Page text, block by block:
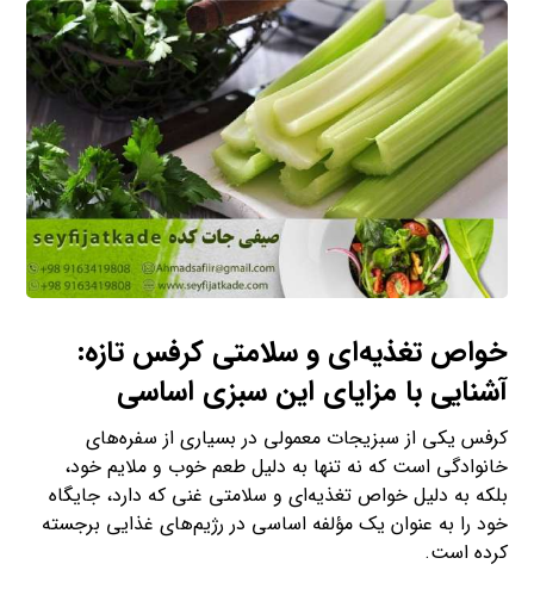
خواص تغذیه‌ای و سلامتی کرفس تازه:
آشنایی با مزایای این سبزی اساسی
کرفس یکی از سبزیجات معمولی در بسیاری از سفره‌های
خانوادگی است که نه تنها به دلیل طعم خوب و ملایم خود،
بلکه به دلیل خواص تغذیه‌ای و سلامتی غنی که دارد، جایگاه
خود را به عنوان یک مؤلفه اساسی در رژیم‌های غذایی برجسته
کرده است.